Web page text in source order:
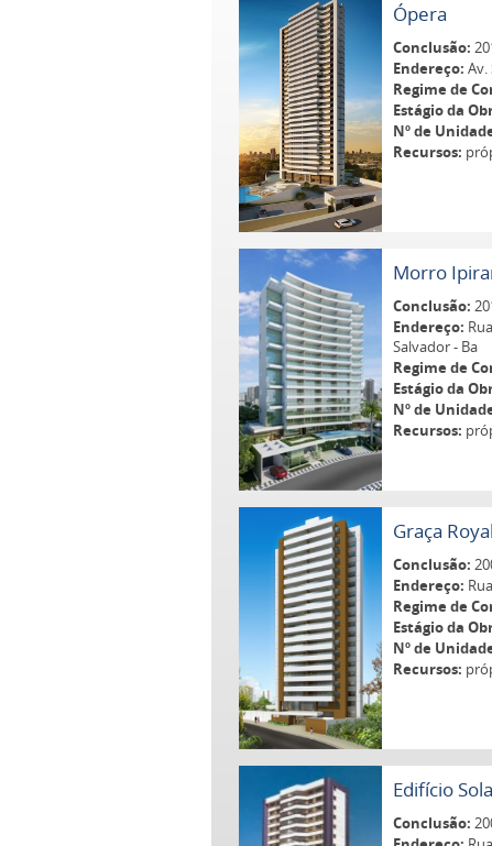
Ópera
Conclusão:
Endereço: Av.
Regime de
Estágio da
Nº de
Recursos:
Morro
Conclusão:
Endereço:
Salvador - Ba
Regime de
Estágio da
Nº de
Recursos:
Graça Royal
Conclusão:
Endereço:
Regime de
Estágio da
Nº de
Recursos:
Edifício
Conclusão: